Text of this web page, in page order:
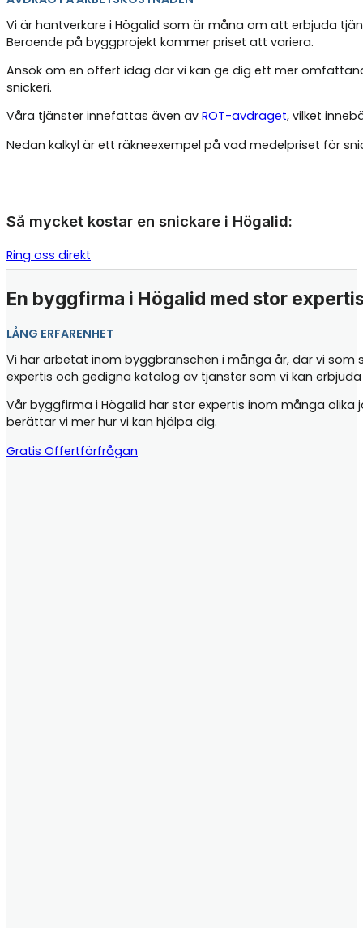
Vi är hantverkare i Högalid som är måna om att erbjuda
Beroende på byggprojekt kommer priset att variera.
Ansök om en offert idag där vi kan ge dig ett mer
snickeri.
Våra tjänster innefattas även av ROT-avdraget, vilket
Nedan kalkyl är ett räkneexempel på vad medelpriset för
Så mycket kostar en snickare i Högalid:
Ring oss direkt
En byggfirma i Högalid med stor
LÅNG ERFARENHET
Vi har arbetat inom byggbranschen i många år, där vi
expertis och gedigna katalog av tjänster som vi kan
Vår byggfirma i Högalid har stor expertis inom många
berättar vi mer hur vi kan hjälpa dig.
Gratis Offertförfrågan